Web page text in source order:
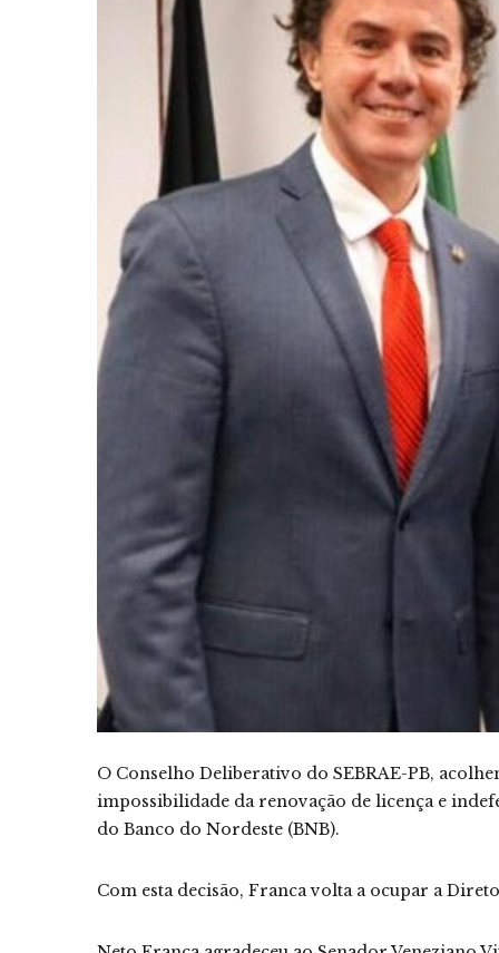
O Conselho Deliberativo do SEBRAE-PB,
impossibilidade da renovação de licença e
do Banco do Nordeste (BNB).
Com esta decisão, Franca volta a ocupar a